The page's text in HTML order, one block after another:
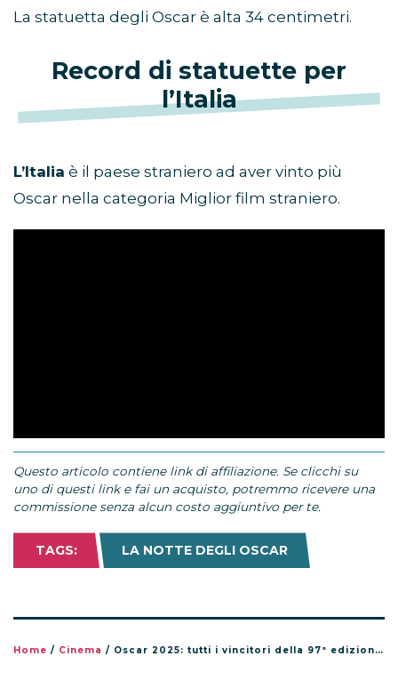
La statuetta degli Oscar è alta 34 centimetri.
Record di statuette per
l’Italia
L’Italia è il paese straniero ad aver vinto più
Oscar nella categoria Miglior film straniero.
Questo articolo contiene link di affiliazione. Se clicchi su
uno di questi link e fai un acquisto, potremmo ricevere una
commissione senza alcun costo aggiuntivo per te.
TAGS: LA NOTTE DEGLI OSCAR
Home / Cinema / Oscar 2025: tutti i vincitori della 97ª edizione degli Academy Awards